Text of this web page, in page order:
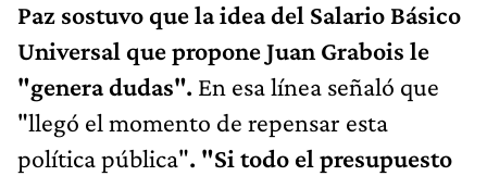
Paz sostuvo que la idea del Salario Básico
Universal que propone Juan Grabois le
"genera dudas". En esa línea señaló que
"llegó el momento de repensar esta
política pública". "Si todo el presupuesto